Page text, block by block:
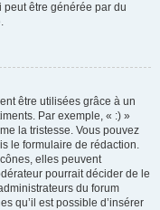
être générée par du
être utilisées grâce à un
Par exemple, « :) »
la tristesse. Vous pouvez
le formulaire de rédaction.
elles peuvent
pourrait décider de le
du forum
qu’il est possible d’insérer